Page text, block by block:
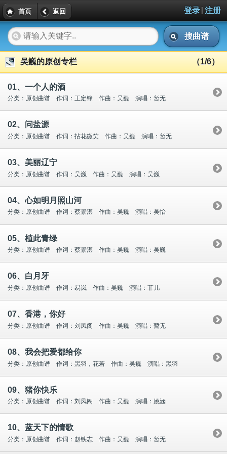
首页 返回 登录| 注册
搜曲谱
吴巍的原创专栏 （1/6）
01、一个人的酒
分类：原创曲谱 作词：王定锋 作曲：吴巍 演唱：暂无
02、问盐源
分类：原创曲谱 作词：拈花微笑 作曲：吴巍 演唱：暂无
03、美丽辽宁
分类：原创曲谱 作词：吴巍 作曲：吴巍 演唱：吴巍
04、心如明月照山河
分类：原创曲谱 作词：蔡景湛 作曲：吴巍 演唱：吴怡
05、植此青绿
分类：原创曲谱 作词：蔡景湛 作曲：吴巍 演唱：吴巍
06、白月牙
分类：原创曲谱 作词：易岚 作曲：吴巍 演唱：菲儿
07、香港，你好
分类：原创曲谱 作词：刘凤阁 作曲：吴巍 演唱：暂无
08、我会把爱都给你
分类：原创曲谱 作词：黑羽，花若 作曲：吴巍 演唱：黑羽
09、猪你快乐
分类：原创曲谱 作词：刘凤阁 作曲：吴巍 演唱：姚涵
10、蓝天下的情歌
分类：原创曲谱 作词：赵铁志 作曲：吴巍 演唱：暂无